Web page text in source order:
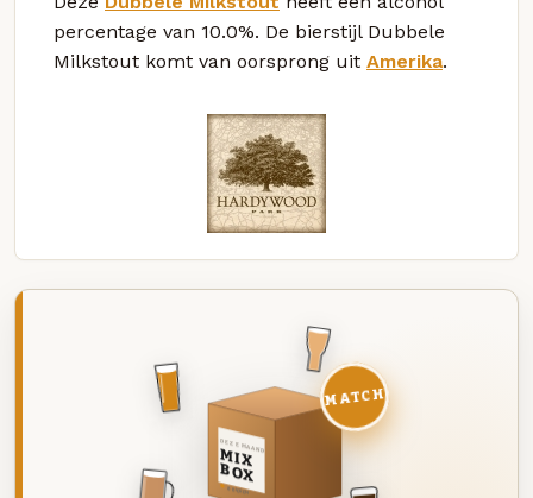
percentage van 10.0%. De bierstijl Dubbele
Milkstout komt van oorsprong uit Amerika.
DEZE MAAND
MIX
BOX
8 BIEREN
MATCH